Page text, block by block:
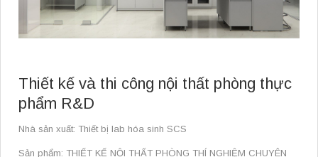
Thiết kế và thi công nội thất phòng thực
phẩm R&D
Nhà sản xuất: Thiết bị lab hóa sinh SCS
Sản phẩm: THIẾT KẾ NỘI THẤT PHÒNG THÍ NGHIỆM CHUYÊN